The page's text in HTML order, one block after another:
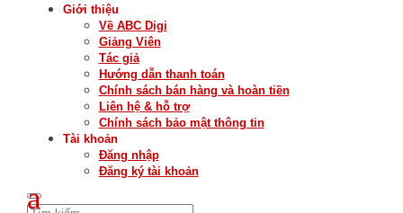
Giới thiệu
Về ABC Digi
Giảng Viên
Tác giả
Hướng dẫn thanh toán
Chính sách bán hàng và hoàn tiền
Liên hệ & hỗ trợ
Chính sách bảo mật thông tin
Tài khoản
Đăng nhập
Đăng ký tài khoản